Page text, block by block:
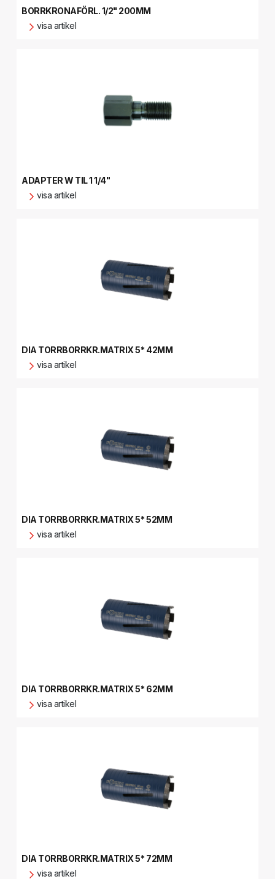
BORRKRONAFÖRL. 1/2" 200MM
visa artikel
ADAPTER W TIL 1 1/4"
visa artikel
DIA TORRBORRKR.MATRIX 5* 42MM
visa artikel
DIA TORRBORRKR.MATRIX 5* 52MM
visa artikel
DIA TORRBORRKR.MATRIX 5* 62MM
visa artikel
DIA TORRBORRKR.MATRIX 5* 72MM
visa artikel